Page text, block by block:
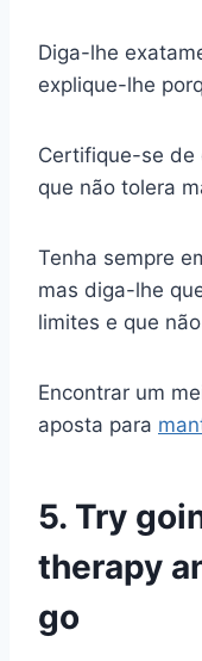
Diga-lhe
explique-lhe
Certifique-se de
que não tolera
Tenha sempre
mas diga-lhe
limites e que
Encontrar um
aposta para
5. Try
therapy
go